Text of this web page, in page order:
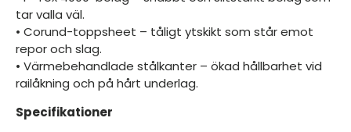
tar valla väl.
• Corund-toppsheet – tåligt ytskikt som står emot
repor och slag.
• Värmebehandlade stålkanter – ökad hållbarhet vid
railåkning och på hårt underlag.
Specifikationer